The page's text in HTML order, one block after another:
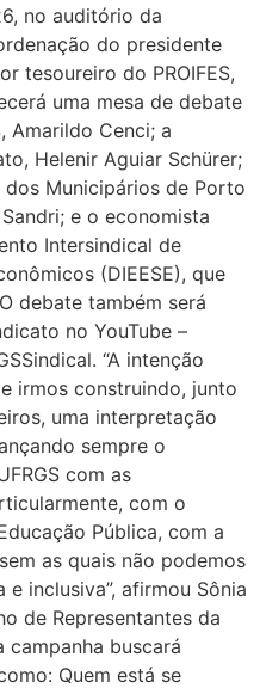
no auditório da
do presidente
tesoureiro do PROIFES,
uma mesa de debate
Amarildo Cenci; a
Helenir Aguiar Schürer;
Municipários de Porto
e o economista
Intersindical de
(DIEESE), que
debate também será
no YouTube –
“A intenção
irmos construindo, junto
uma interpretação
sempre o
com as
com o
Pública, com a
as quais não podemos
inclusiva”, afirmou Sônia
de Representantes da
campanha buscará
Quem está se